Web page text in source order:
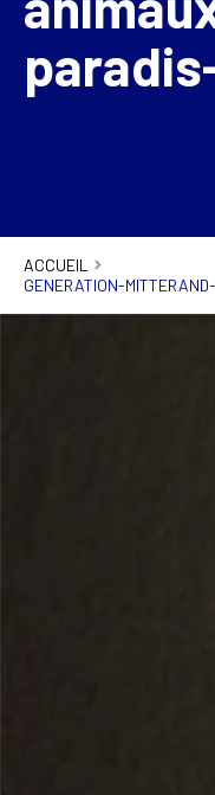
ACCUEIL
GENERATION-